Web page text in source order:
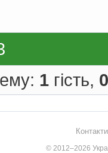
1 гість, 0
© 2012–2026